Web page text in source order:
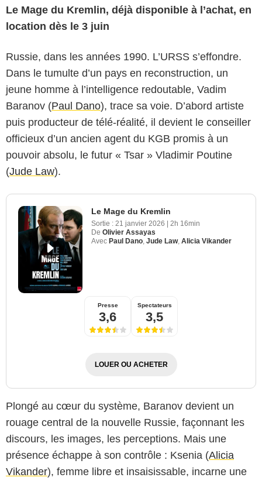
Le Mage du Kremlin, déjà disponible à l’achat, en
location dès le 3 juin
Russie, dans les années 1990. L’URSS s’effondre.
Dans le tumulte d’un pays en reconstruction, un
jeune homme à l’intelligence redoutable, Vadim
Baranov (Paul Dano), trace sa voie. D’abord artiste
puis producteur de télé-réalité, il devient le conseiller
officieux d’un ancien agent du KGB promis à un
pouvoir absolu, le futur « Tsar » Vladimir Poutine
(Jude Law).
Le Mage du Kremlin
Sortie : 21 janvier 2026 | 2h 16min
De Olivier Assayas
Avec Paul Dano Jude Law, Alicia Vikander
Presse
3,6
Spectateurs
3,5
LOUER OU ACHETER
Plongé au cœur du système, Baranov devient un
rouage central de la nouvelle Russie, façonnant les
discours, les images, les perceptions. Mais une
présence échappe à son contrôle : Ksenia (Alicia
Vikander), femme libre et insaisissable, incarne une